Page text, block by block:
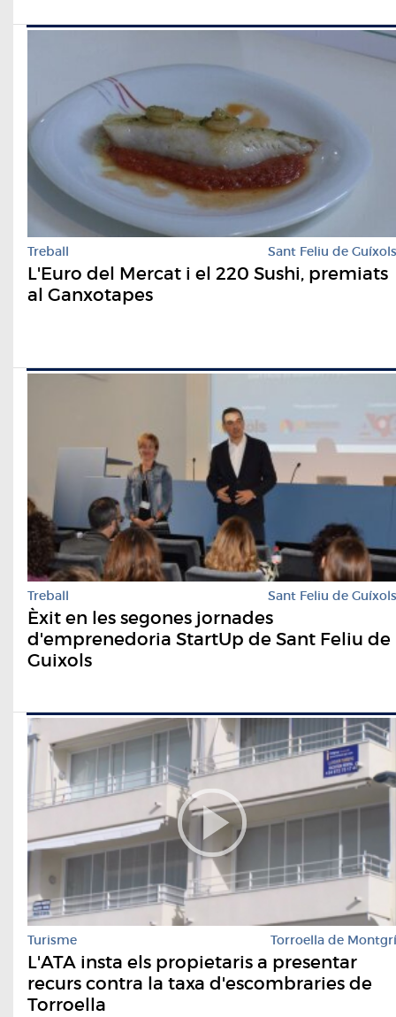
Treball Sant Feliu de Guíxols
L'Euro del Mercat i el 220 Sushi, premiats
al Ganxotapes
Treball Sant Feliu de Guíxols
Èxit en les segones jornades
d'emprenedoria StartUp de Sant Feliu de
Guixols
Turisme Torroella de Montgrí
L'ATA insta els propietaris a presentar
recurs contra la taxa d'escombraries de
Torroella